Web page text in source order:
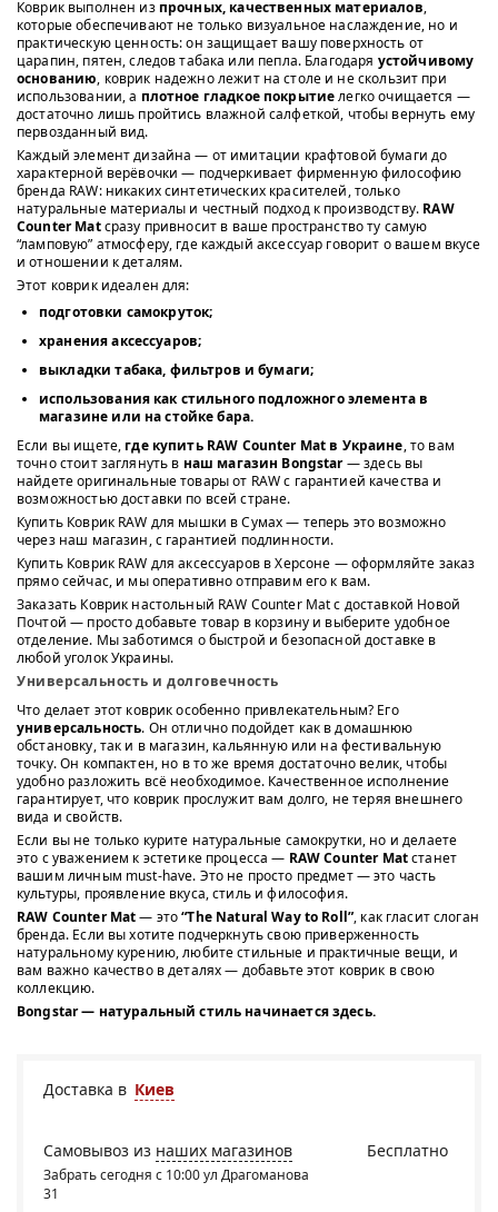
Коврик выполнен из прочных, качественных материалов,
которые обеспечивают не только визуальное наслаждение, но и
практическую ценность: он защищает вашу поверхность от
царапин, пятен, следов табака или пепла. Благодаря устойчивому
основанию, коврик надежно лежит на столе и не скользит при
использовании, а плотное гладкое покрытиелегко очищается —
достаточно лишь пройтись влажной салфеткой, чтобы вернуть ему
первозданный вид.
Каждый элемент дизайна — от имитации крафтовой бумаги до
характерной верёвочки — подчеркивает фирменную философию
бренда RAW: никаких синтетических красителей, только
натуральные материалы и честный подход к производству. RAW
Counter Matсразу привносит в ваше пространство ту самую
“ламповую” атмосферу, где каждый аксессуар говорит о вашем вкусе
и отношении к деталям.
Этот коврик идеален для:
подготовки самокруток;
хранения аксессуаров;
выкладки табака, фильтров и бумаги;
использования как стильного подложного элемента в
магазине или на стойке бара.
Если вы ищете, где купить RAW Counter Mat в Украине, то вам
точно стоит заглянуть в наш магазин Bongstar— здесь вы
найдете оригинальные товары от RAW с гарантией качества и
возможностью доставки по всей стране.
Купить Коврик RAW для мышки в Сумах — теперь это возможно
через наш магазин, с гарантией подлинности.
Купить Коврик RAW для аксессуаров в Херсоне — оформляйте заказ
прямо сейчас, и мы оперативно отправим его к вам.
Заказать Коврик настольный RAW Counter Mat с доставкой Новой
Почтой — просто добавьте товар в корзину и выберите удобное
отделение. Мы заботимся о быстрой и безопасной доставке в
любой уголок Украины.
Универсальность и долговечность
Что делает этот коврик особенно привлекательным? Его
универсальность. Он отлично подойдет как в домашнюю
обстановку, так и в магазин, кальянную или на фестивальную
точку. Он компактен, но в то же время достаточно велик, чтобы
удобно разложить всё необходимое. Качественное исполнение
гарантирует, что коврик прослужит вам долго, не теряя внешнего
вида и свойств.
Если вы не только курите натуральные самокрутки, но и делаете
это с уважением к эстетике процесса — RAW Counter Matстанет
вашим личным must-have. Это не просто предмет — это часть
культуры, проявление вкуса, стиль и философия.
RAW Counter Mat— это“The Natural Way to Roll”, как гласит слоган
бренда. Если вы хотите подчеркнуть свою приверженность
натуральному курению, любите стильные и практичные вещи, и
вам важно качество в деталях — добавьте этот коврик в свою
коллекцию.
Bongstar — натуральный стиль начинается здесь.
Доставка в Киев
Бесплатно
Самовывоз из наших магазинов
Забрать сегодня с 10:00 ул Драгоманова
31